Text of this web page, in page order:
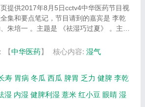
提供2017年8月5日cctv4中华医药节目视
集和要点笔记，节目请到的嘉宾是 李乾
朱培一 。主题是 《祛湿巧过夏》 。主要
来源等相关内容，百年养生网提供视频全
【中华医药】 核心内容: 湿气
寿 胃病 冬瓜 西瓜 脾胃 乏力 健脾 李乾
湿 内湿 健脾利湿 薏米 红小豆 眼睛 湿